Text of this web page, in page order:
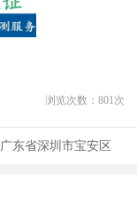
浏览次数： 801 次
广东省深圳市宝安区